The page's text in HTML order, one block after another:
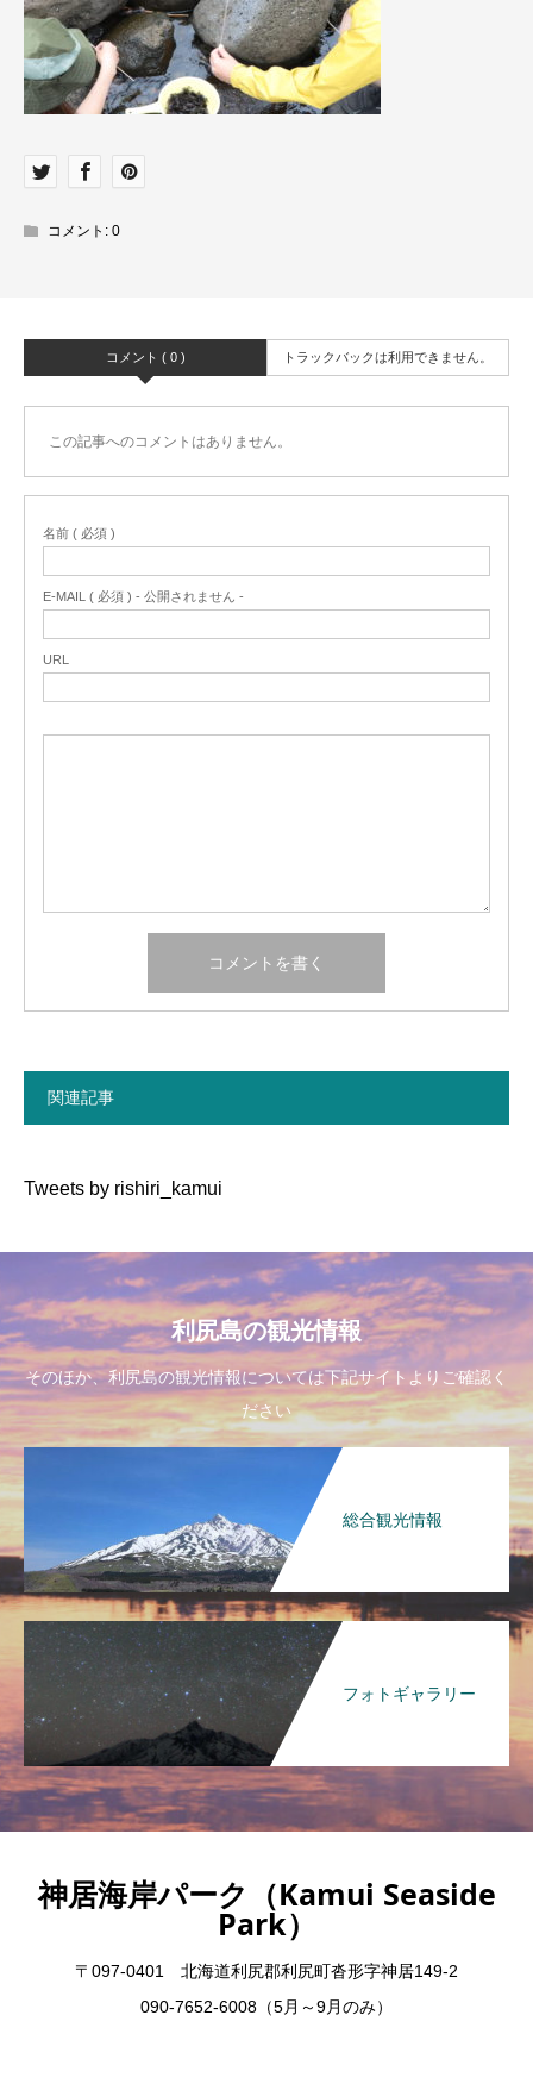
コメント: 0
コメント ( 0 ) トラックバックは利用できません。
この記事へのコメントはありません。
名前 ( 必須 )
E-MAIL ( 必須 ) - 公開されません -
URL
関連記事
Tweets by rishiri_kamui
利尻島の観光情報
そのほか、利尻島の観光情報については下記サイトよりご確認く
ださい
総合観光情報
フォトギャラリー
神居海岸パーク（Kamui Seaside
Park）
〒097-0401 北海道利尻郡利尻町沓形字神居149-2
090-7652-6008（5月～9月のみ）